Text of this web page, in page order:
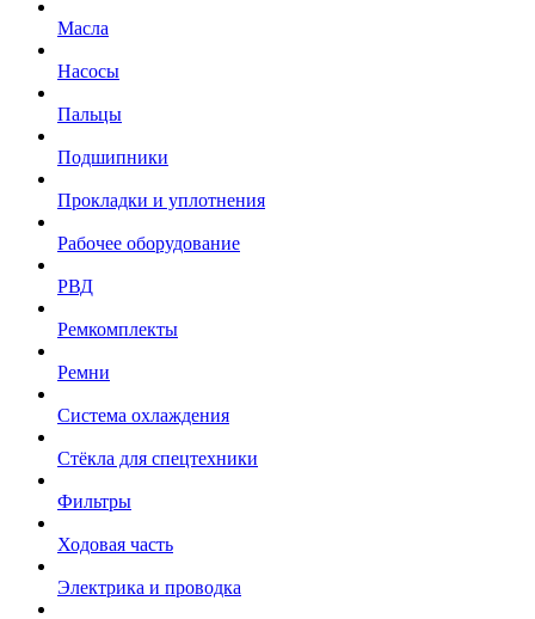
Масла
Насосы
Пальцы
Подшипники
Прокладки и уплотнения
Рабочее оборудование
РВД
Ремкомплекты
Ремни
Система охлаждения
Стёкла для спецтехники
Фильтры
Ходовая часть
Электрика и проводка